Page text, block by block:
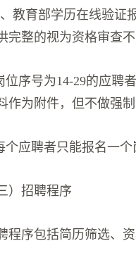
教育部学历在线验证
完整的视为资格审查
位序号为14-29的应聘
作为附件，但不做强制
个应聘者只能报名一
）招聘程序
程序包括简历筛选、